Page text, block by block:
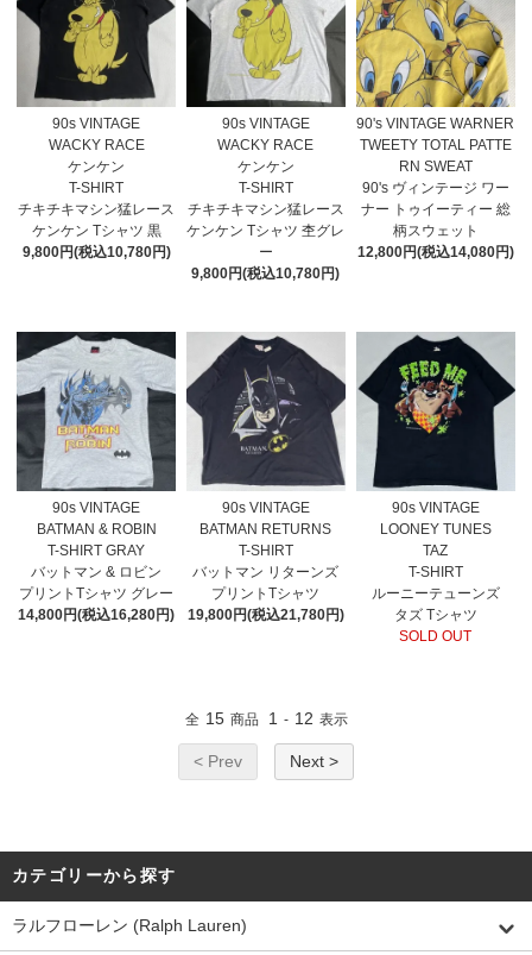
90s VINTAGE
WACKY RACE
ケンケン
T-SHIRT
チキチキマシン猛レース
ケンケン Tシャツ 黒
9,800円(税込10,780円)
90s VINTAGE
WACKY RACE
ケンケン
T-SHIRT
チキチキマシン猛レース
ケンケン Tシャツ 杢グレ
ー
9,800円(税込10,780円)
90's VINTAGE WARNER
TWEETY TOTAL PATTE
RN SWEAT
90's ヴィンテージ ワー
ナー トゥイーティー 総
柄スウェット
12,800円(税込14,080円)
90s VINTAGE
BATMAN & ROBIN
T-SHIRT GRAY
バットマン & ロビン
プリントTシャツ グレー
14,800円(税込16,280円)
90s VINTAGE
BATMAN RETURNS
T-SHIRT
バットマン リターンズ
プリントTシャツ
19,800円(税込21,780円)
90s VINTAGE
LOONEY TUNES
TAZ
T-SHIRT
ルーニーテューンズ
タズ Tシャツ
SOLD OUT
全 15 商品 1 - 12 表示
< Prev Next >
カテゴリーから探す
ラルフローレン (Ralph Lauren)